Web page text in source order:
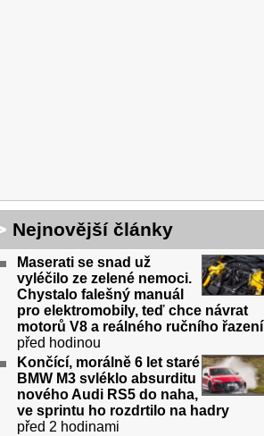
Nejnovější články
Maserati se snad už
vyléčilo ze zelené nemoci.
Chystalo falešný manuál
pro elektromobily, teď chce návrat
motorů V8 a reálného ručního řazení
před hodinou
Končící, morálně 6 let staré
BMW M3 svléklo absurditu
nového Audi RS5 do naha,
ve sprintu ho rozdrtilo na hadry
před 2 hodinami